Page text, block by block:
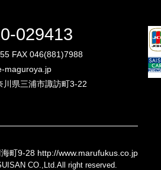
029413
FAX 046(881)7988
maguroya.jp
県三浦市諏訪町3-22
町9-28 http://www.marufukus.co.jp
CO.,Ltd.All right reserved.